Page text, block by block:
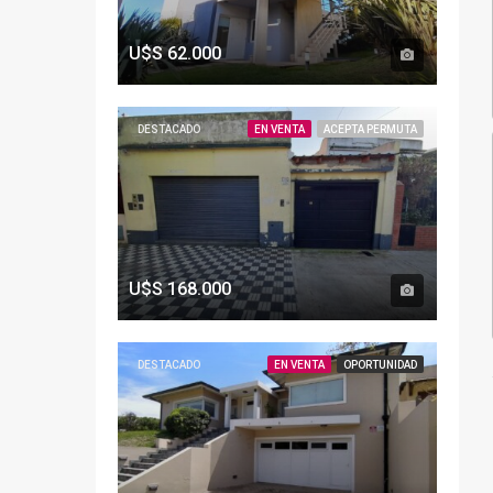
U$S62.000
DESTACADO EN VENTA ACEPTA PERMUTA
U$S168.000
DESTACADO EN VENTA OPORTUNIDAD